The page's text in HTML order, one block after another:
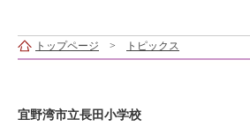
トップページ > トピックス
宜野湾市立長田小学校